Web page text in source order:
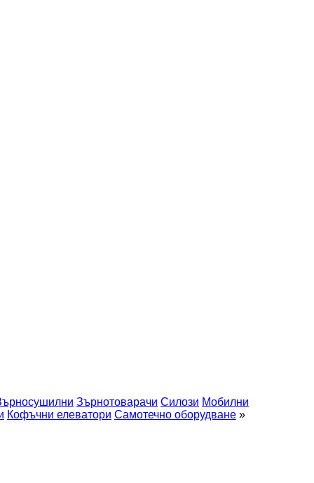
Зърнотоварачи Силози Мобилни
Кофъчни елеватори Самотечно оборудване »